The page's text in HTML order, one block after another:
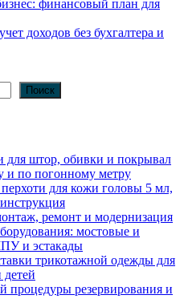
финансовый план для
доходов без бухгалтера и
Поиск
для штор, обивки и покрывал
и по погонному метру
для кожи головы 5 мл,
ремонт и модернизация
мостовые и
и эстакады
трикотажной одежды для
процедуры резервирования и